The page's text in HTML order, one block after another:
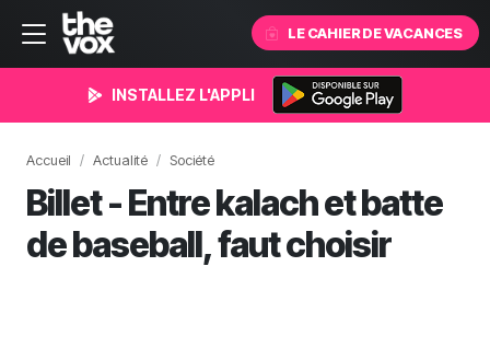
LE CAHIER DE VACANCES
INSTALLEZ L'APPLI
Accueil Actualité Société
Billet - Entre kalach et batte
de baseball, faut choisir